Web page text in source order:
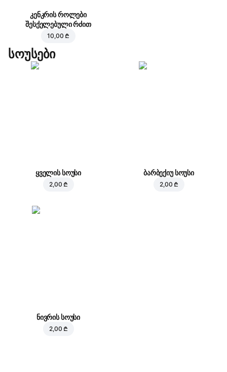
კენკრის როლები
შესქელებული რძით
10,00 ₾
სოუსები
ყველის სოუსი
2,00 ₾
ბარბექიუ სოუსი
2,00 ₾
ნივრის სოუსი
2,00 ₾